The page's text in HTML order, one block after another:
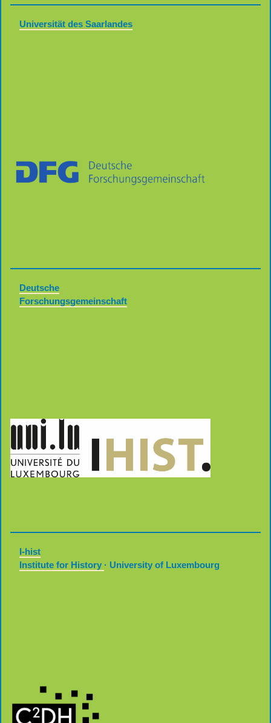
Universität des Saarlandes
Deutsche
Forschungsgemeinschaft
I-hist
Institute for History · University of Luxembourg